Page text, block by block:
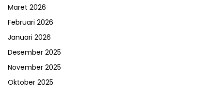
Maret 2026
Februari 2026
Januari 2026
Desember 2025
November 2025
Oktober 2025